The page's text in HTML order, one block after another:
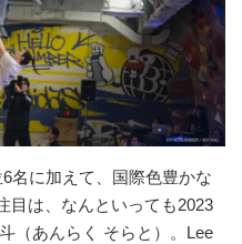
名に加えて、国際色豊かな
目は、なんといっても2023
（あんらく そらと）。Lee